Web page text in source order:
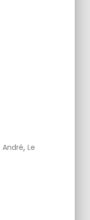
André, Le